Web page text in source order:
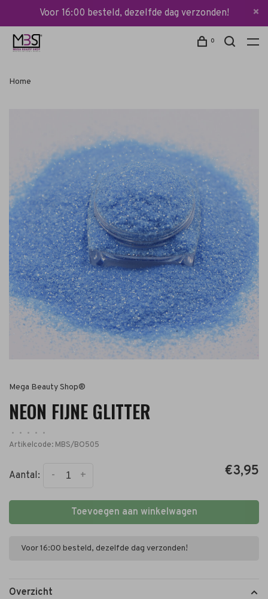
Voor 16:00 besteld, dezelfde dag verzonden!
0
Home
Mega Beauty Shop®
NEON FIJNE GLITTER
• • • •
•
Artikelcode: MBS/BO505
Aantal: +
- €3,95
Toevoegen aan winkelwagen
Voor 16:00 besteld, dezelfde dag verzonden!
Overzicht